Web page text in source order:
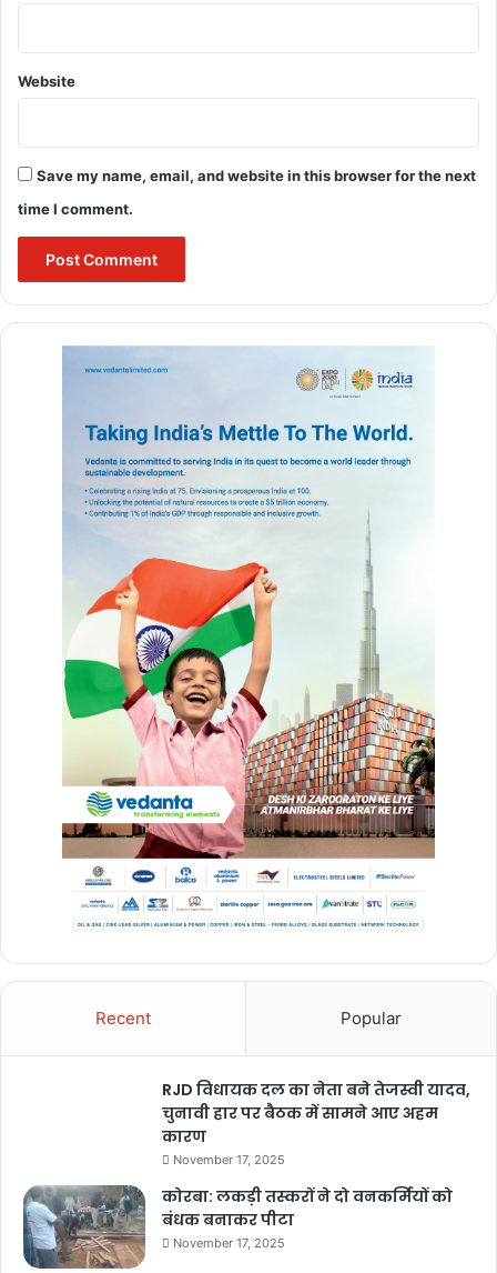
Website
Save my name, email, and website in this browser for the next
time I comment.
Recent Popular
RJD विधायक दल का नेता बने तेजस्वी यादव,
चुनावी हार पर बैठक में सामने आए अहम
कारण
November 17, 2025
कोरबा: लकड़ी तस्करों ने दो वनकर्मियों को
बंधक बनाकर पीटा
November 17, 2025